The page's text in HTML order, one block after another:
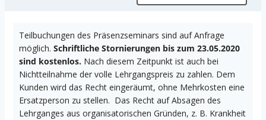
Teilbuchungen des Präsenzseminars sind auf Anfrage
möglich. Schriftliche Stornierungen bis zum 23.05.2020
sind kostenlos. Nach diesem Zeitpunkt ist auch bei
Nichtteilnahme der volle Lehrgangspreis zu zahlen. Dem
Kunden wird das Recht eingeräumt, ohne Mehrkosten eine
Ersatzperson zu stellen. Das Recht auf Absagen des
Lehrganges aus organisatorischen Gründen, z. B. Krankheit